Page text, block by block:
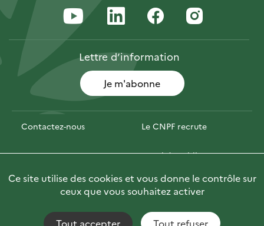
Lettred’information
Je m'abonne
Contactez-nous Le CNPF recrute
Espace presse Marchés publics
Photofor 🇬🇧 Briefly in English
Ce site utilise des cookies et vous donne le contrôle sur
ceux que vous souhaitez activer
Tout accepter Tout refuser